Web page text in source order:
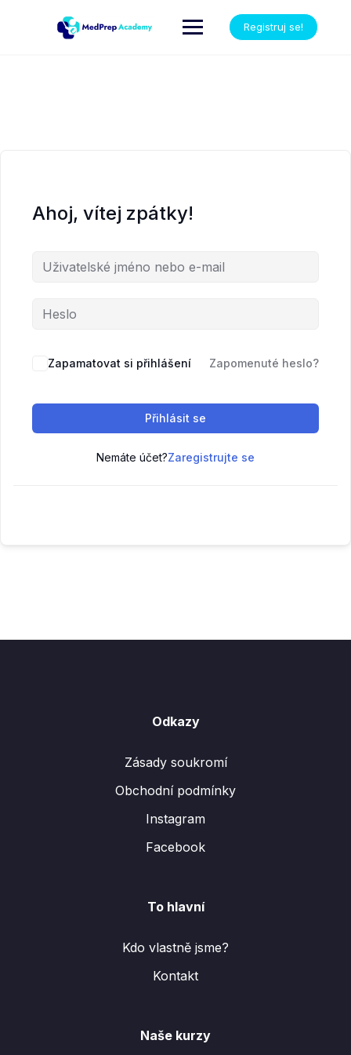
Registruj se!
Ahoj, vítej zpátky!
Zapamatovat si přihlášení Zapomenuté heslo?
Přihlásit se
Nemáte účet?Zaregistrujte se
Odkazy
Zásady soukromí
Obchodní podmínky
Instagram
Facebook
To hlavní
Kdo vlastně jsme?
Kontakt
Naše kurzy